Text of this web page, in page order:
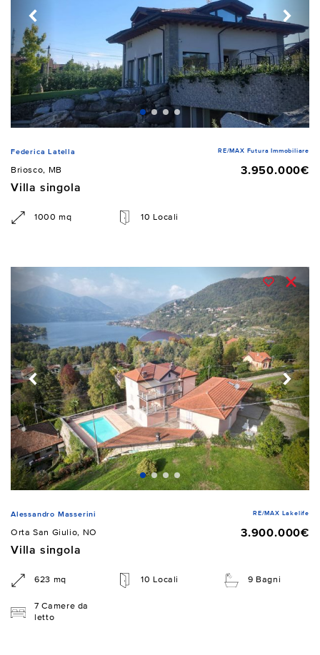
Federica Latella RE/MAX Futura Immobiliare
Briosco, MB
3.950.000€
Villa singola
1000 mq 10 Locali
Alessandro Masserini RE/MAX Lakelife
Orta San Giulio, NO
3.900.000€
Villa singola
623 mq 10 Locali 9 Bagni
7 Camere da
letto